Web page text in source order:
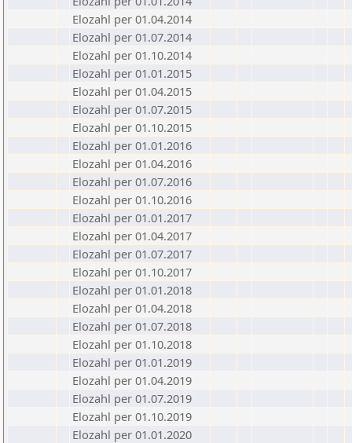
Elozahl per 01.04.2014
Elozahl per 01.07.2014
Elozahl per 01.10.2014
Elozahl per 01.01.2015
Elozahl per 01.04.2015
Elozahl per 01.07.2015
Elozahl per 01.10.2015
Elozahl per 01.01.2016
Elozahl per 01.04.2016
Elozahl per 01.07.2016
Elozahl per 01.10.2016
Elozahl per 01.01.2017
Elozahl per 01.04.2017
Elozahl per 01.07.2017
Elozahl per 01.10.2017
Elozahl per 01.01.2018
Elozahl per 01.04.2018
Elozahl per 01.07.2018
Elozahl per 01.10.2018
Elozahl per 01.01.2019
Elozahl per 01.04.2019
Elozahl per 01.07.2019
Elozahl per 01.10.2019
Elozahl per 01.01.2020